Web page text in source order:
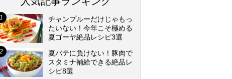
チャンプルーだけじゃもっ
たいない！今年こそ極める
夏ゴーヤ絶品レシピ3選
夏バテに負けない！豚肉で
スタミナ補給できる絶品レ
シピ8選